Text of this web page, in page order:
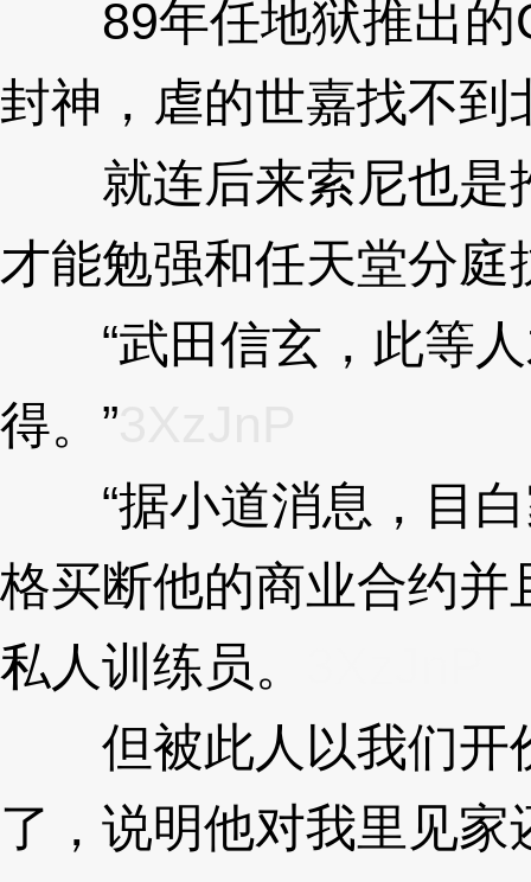
89年任地狱推出的
封神，虐的世嘉找不到
就连后来索尼也是
才能勉强和任天堂分庭
“武田信玄，此等人
得。”
“据小道消息，目白
格买断他的商业合约
私人训练员。
但被此人以我们开
了，说明他对我里见